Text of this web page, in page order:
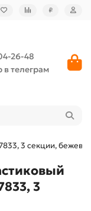
₽
26-48
телеграм
3 секции,
3